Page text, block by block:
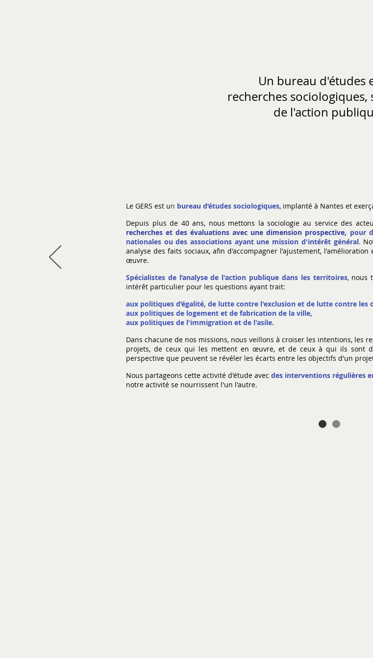
Un bureau d'études
recherches sociologiques,
de l'action
Le GERS est un bureau d’études sociologiques, implanté à Nantes et
Depuis plusde 40 ans, nous mettons la sociologie au service des
recherches et des évaluations avec une dimension prospective, pour
nationales ou des associations ayant une mission d'intérêt général.
analyse des faits sociaux, afin d'accompagner l'ajustement,
œuvre.
Spécialistes de l’analyse de l'action publique dans les territoires, nous
intérêt particulier pour les questions ayant trait:
aux politiques d’égalité, de lutte contre l'exclusion et de lutte contre les
aux politiques de logement et de fabrication de la ville,
aux politiques de l'immigration et de l'asile.
Dans chacune de nos missions, nous veillons à croiser les intentions, les
projets, de ceux qui les mettent en œuvre, et de ceux à qui ils sont
perspective que peuvent se révéler les écarts entre les objectifs d'un
Nous partageons cette activité d'étude avec des interventions régulières
notre activité se nourrissent l'un l'autre.